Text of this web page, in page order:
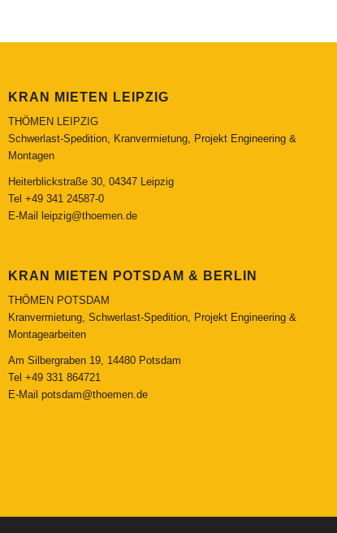
KRAN MIETEN LEIPZIG
THÖMEN LEIPZIG
Schwerlast-Spedition, Kranvermietung, Projekt Engineering &
Montagen
Heiterblickstraße 30, 04347 Leipzig
Tel +49 341 24587-0
E-Mail
leipzig@thoemen.de
KRAN MIETEN POTSDAM & BERLIN
THÖMEN POTSDAM
Kranvermietung, Schwerlast-Spedition, Projekt Engineering &
Montagearbeiten
Am Silbergraben 19, 14480 Potsdam
Tel +49 331 864721
E-Mail potsdam@thoemen.de